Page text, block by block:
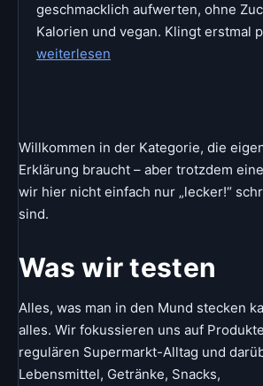
geschmacklich aufwerten, ohne
Kalorien und vegan. Klingt erstmal
weiterlesen
Willkommen in der Kategorie, die
Erklärung braucht – aber trotzdem
wir hier nicht einfach nur „lecker!“
sind.
Was wir testen
Alles, was man in den Mund stecken
alles. Wir fokussieren uns auf
regulären Supermarkt-Alltag und
Lebensmittel, Getränke, Snacks,